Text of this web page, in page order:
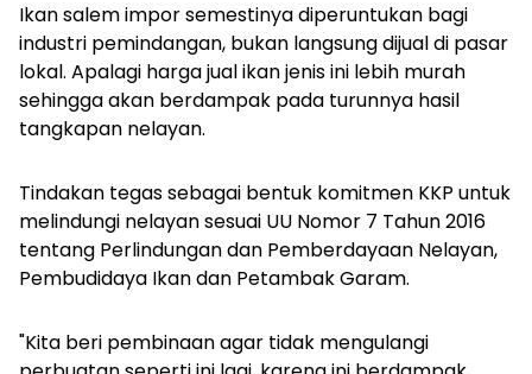
Ikan salem impor semestinya diperuntukan bagi
industri pemindangan, bukan langsung dijual di pasar
lokal. Apalagi harga jual ikan jenis ini lebih murah
sehingga akan berdampak pada turunnya hasil
tangkapan nelayan.
Tindakan tegas sebagai bentuk komitmen KKP untuk
melindungi nelayan sesuai UU Nomor 7 Tahun 2016
tentang Perlindungan dan Pemberdayaan Nelayan,
Pembudidaya Ikan dan Petambak Garam.
"Kita beri pembinaan agar tidak mengulangi